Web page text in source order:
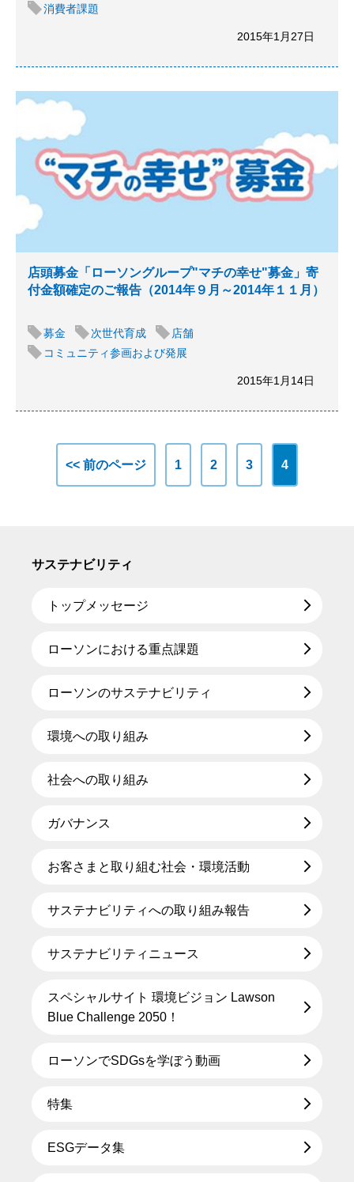
消費者課題
2015年1月27日
店頭募金「ローソングループ"マチの幸せ"募金」寄
付金額確定のご報告（2014年９月～2014年１１月）
募金 次世代育成
店舗
コミュニティ参画および発展
2015年1月14日
<< 前のページ 1 2 3 4
サステナビリティ
トップメッセージ
ローソンにおける重点課題
ローソンのサステナビリティ
環境への取り組み
社会への取り組み
ガバナンス
お客さまと取り組む社会・環境活動
サステナビリティへの取り組み報告
サステナビリティニュース
スペシャルサイト 環境ビジョン Lawson
Blue Challenge 2050！
ローソンでSDGsを学ぼう動画
特集
ESGデータ集